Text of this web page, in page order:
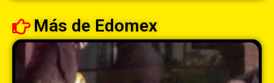
Más de Edomex